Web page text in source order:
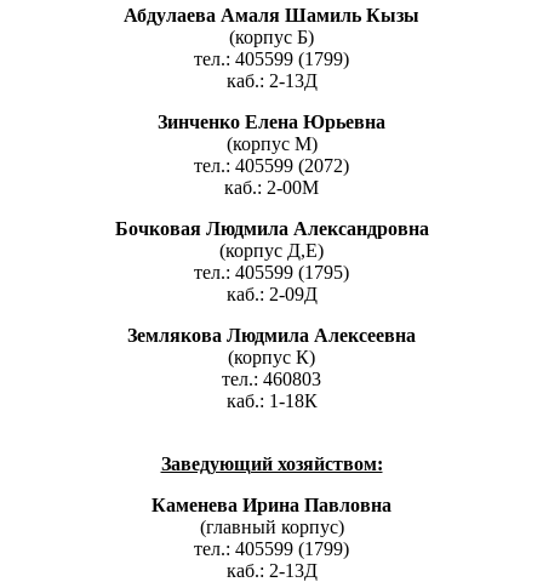
Абдулаева Амаля Шамиль Кызы
(корпус Б)
тел.: 405599 (1799)
каб.: 2-13Д
Зинченко Елена Юрьевна
(корпус М)
тел.: 405599 (2072)
каб.: 2-00М
Бочковая Людмила Александровна
(корпус Д,Е)
тел.: 405599 (1795)
каб.: 2-09Д
Землякова Людмила Алексеевна
(корпус К)
тел.: 460803
каб.: 1-18К
Заведующий хозяйством:
Каменева Ирина Павловна
(главный корпус)
тел.: 405599 (1799)
каб.: 2-13Д